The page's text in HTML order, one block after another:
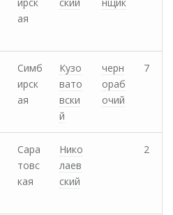
ая
Симб
ирск
ая
Кузо
вато
вски
й
черн
ораб
очий
7
Сара
товс
кая
Нико
лаев
ский
2